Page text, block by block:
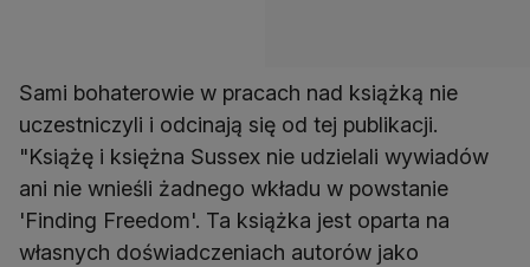
Sami bohaterowie w pracach nad książką nie
uczestniczyli i odcinają się od tej publikacji.
"Książę i księżna Sussex nie udzielali wywiadów
ani nie wnieśli żadnego wkładu w powstanie
'Finding Freedom'. Ta książka jest oparta na
własnych doświadczeniach autorów jako